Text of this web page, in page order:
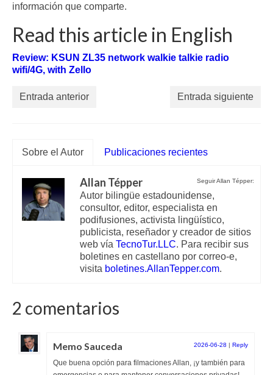
información que comparte.
Read this article in English
Review: KSUN ZL35 network walkie talkie radio
wifi/4G, with Zello
Entrada anterior Entrada siguiente
Sobre el Autor Publicaciones recientes
Seguir Allan Tépper:
Allan Tépper
Autor bilingüe estadounidense,
consultor, editor, especialista en
podifusiones, activista lingüístico,
publicista, reseñador y creador de sitios
web vía TecnoTur.LLC. Para recibir sus
boletines en castellano por correo-e,
visita boletines.AllanTepper.com.
2 comentarios
Memo Sauceda 2026-06-28 | Reply
Que buena opción para filmaciones Allan, ¡y también para